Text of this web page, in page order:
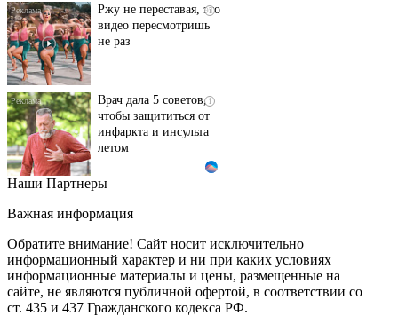
i
Ржу не переставая, это
видео пересмотришь
не раз
i
Врач дала 5 советов,
чтобы защититься от
инфаркта и инсульта
летом
Ролик длится пару
шоке от увиденного
i
Ролик из Омска: вы
будете смеяться долго
Наши Партнеры
Важная информация
Обратите внимание! Сайт носит исключительно
информационный характер и ни при каких условиях
информационные материалы и цены, размещенные на
сайте, не являются публичной офертой, в соответствии со
ст. 435 и 437 Гражданского кодекса РФ.